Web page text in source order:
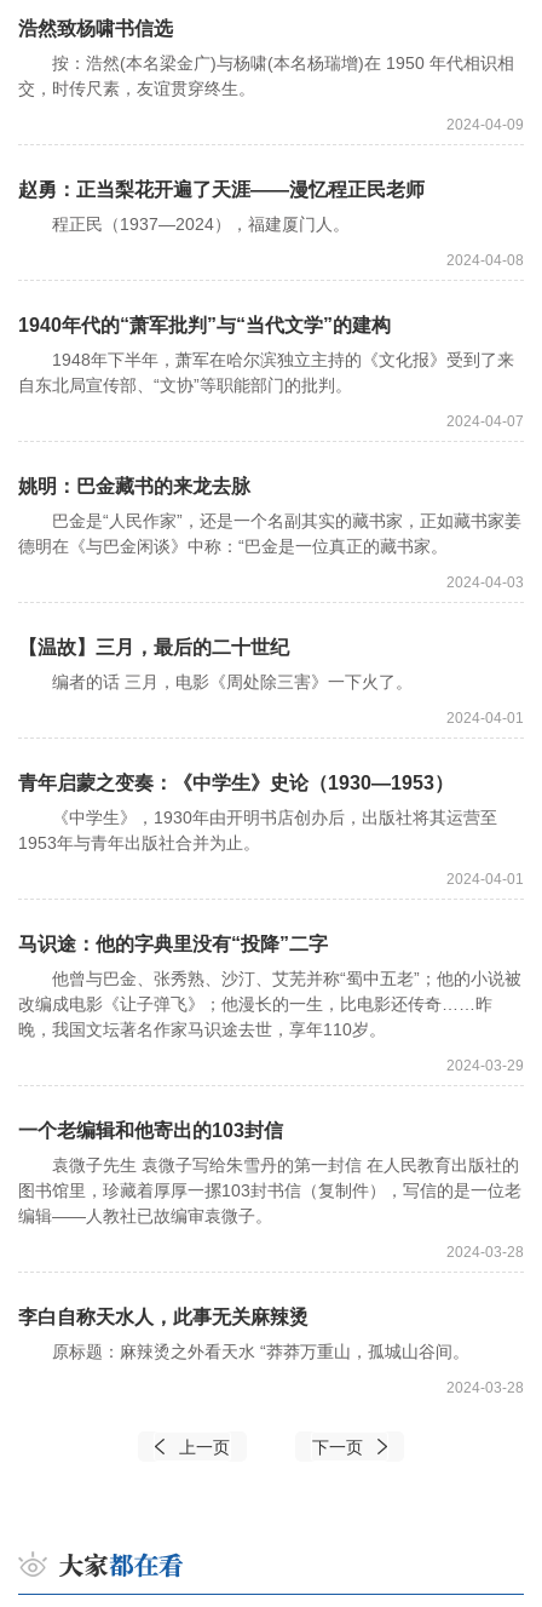
浩然致杨啸书信选
按：浩然(本名梁金广)与杨啸(本名杨瑞增)在 1950 年代相识相
交，时传尺素，友谊贯穿终生。
2024-04-09
赵勇：正当梨花开遍了天涯——漫忆程正民老师
程正民（1937—2024），福建厦门人。
2024-04-08
1940年代的“萧军批判”与“当代文学”的建构
1948年下半年，萧军在哈尔滨独立主持的《文化报》受到了来
自东北局宣传部、“文协”等职能部门的批判。
2024-04-07
姚明：巴金藏书的来龙去脉
巴金是“人民作家”，还是一个名副其实的藏书家，正如藏书家姜
德明在《与巴金闲谈》中称：“巴金是一位真正的藏书家。
2024-04-03
【温故】三月，最后的二十世纪
编者的话 三月，电影《周处除三害》一下火了。
2024-04-01
青年启蒙之变奏：《中学生》史论（1930—1953）
《中学生》，1930年由开明书店创办后，出版社将其运营至
1953年与青年出版社合并为止。
2024-04-01
马识途：他的字典里没有“投降”二字
他曾与巴金、张秀熟、沙汀、艾芜并称“蜀中五老”；他的小说被
改编成电影《让子弹飞》；他漫长的一生，比电影还传奇……昨
晚，我国文坛著名作家马识途去世，享年110岁。
2024-03-29
一个老编辑和他寄出的103封信
袁微子先生 袁微子写给朱雪丹的第一封信 在人民教育出版社的
图书馆里，珍藏着厚厚一摞103封书信（复制件），写信的是一位老
编辑——人教社已故编审袁微子。
2024-03-28
李白自称天水人，此事无关麻辣烫
原标题：麻辣烫之外看天水 “莽莽万重山，孤城山谷间。
2024-03-28
上一页 下一页